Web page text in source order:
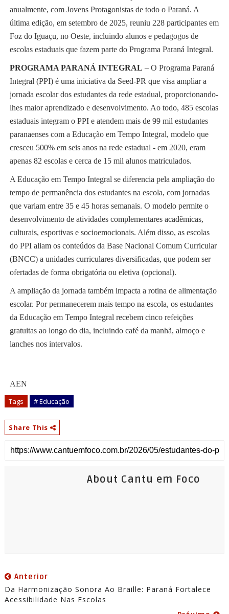
anualmente, com Jovens Protagonistas de todo o Paraná. A
última edição, em setembro de 2025, reuniu 228 participantes em
Foz do Iguaçu, no Oeste, incluindo alunos e pedagogos de
escolas estaduais que fazem parte do Programa Paraná Integral.
PROGRAMA PARANÁ INTEGRAL – O Programa Paraná
Integral (PPI) é uma iniciativa da Seed-PR que visa ampliar a
jornada escolar dos estudantes da rede estadual, proporcionando-
lhes maior aprendizado e desenvolvimento. Ao todo, 485 escolas
estaduais integram o PPI e atendem mais de 99 mil estudantes
paranaenses com a Educação em Tempo Integral, modelo que
cresceu 500% em seis anos na rede estadual - em 2020, eram
apenas 82 escolas e cerca de 15 mil alunos matriculados.
A Educação em Tempo Integral se diferencia pela ampliação do
tempo de permanência dos estudantes na escola, com jornadas
que variam entre 35 e 45 horas semanais. O modelo permite o
desenvolvimento de atividades complementares acadêmicas,
culturais, esportivas e socioemocionais. Além disso, as escolas
do PPI aliam os conteúdos da Base Nacional Comum Curricular
(BNCC) a unidades curriculares diversificadas, que podem ser
ofertadas de forma obrigatória ou eletiva (opcional).
A ampliação da jornada também impacta a rotina de alimentação
escolar. Por permanecerem mais tempo na escola, os estudantes
da Educação em Tempo Integral recebem cinco refeições
gratuitas ao longo do dia, incluindo café da manhã, almoço e
lanches nos intervalos.
AEN
Tags # Educação
Share This
About Cantu em Foco
Anterior
Da Harmonização Sonora Ao Braille: Paraná Fortalece
Acessibilidade Nas Escolas